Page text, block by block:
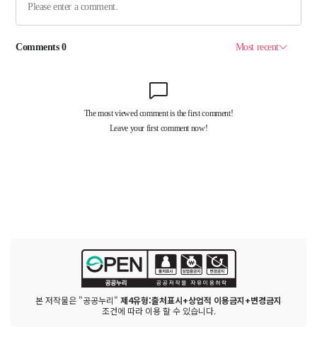
본 저작물은 "공공누리" 제4유형:출처표시+상업적 이용금지+변경금지
조건에 따라 이용 할 수 있습니다.